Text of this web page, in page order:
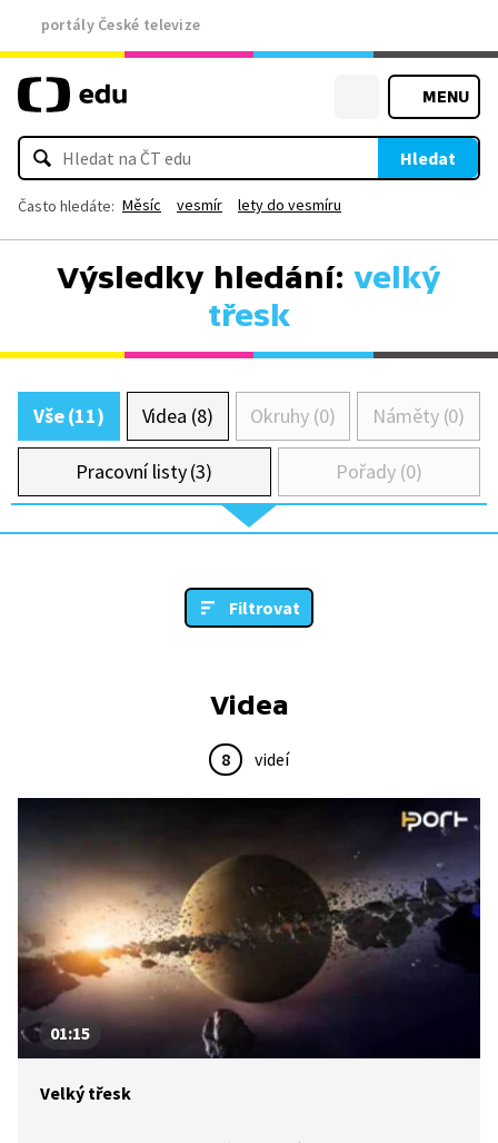
portály České televize
MENU
Hledat
Často hledáte: Měsíc vesmír lety do vesmíru
Výsledky hledání: velký
třesk
Vše (11) Videa (8) Okruhy (0) Náměty (0)
Pracovní listy (3) Pořady (0)
Filtrovat
Videa
8 videí
01:15
Velký třesk